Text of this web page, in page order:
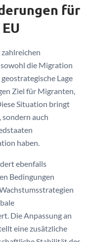
für
die Migration
Lage
Ziel für Migranten,
Situation bringt
auch
haben.
ebenfalls
Bedingungen
Die Anpassung an
eine zusätzliche